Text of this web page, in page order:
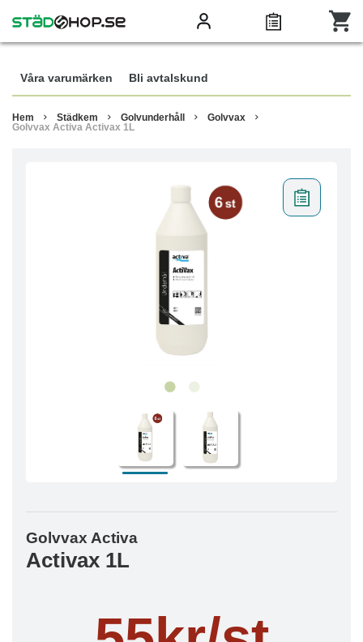
Våra varumärken Bli avtalskund
Hem Städkem Golvunderhåll
Golvvax
Golvvax Activa Activax 1L
Golvvax Activa
Activax 1L